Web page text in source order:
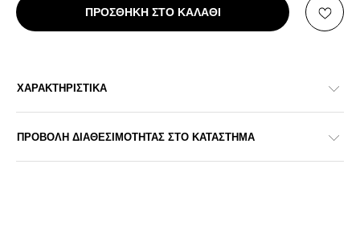
ΠΡΟΣΘΗΚΗ ΣΤΟ ΚΑΛΑΘΙ
ΧΑΡΑΚΤΗΡΙΣΤΙΚΑ
ΠΡΟΒΟΛΗ ΔΙΑΘΕΣΙΜΟΤΗΤΑΣ ΣΤΟ ΚΑΤΑΣΤΗΜΑ